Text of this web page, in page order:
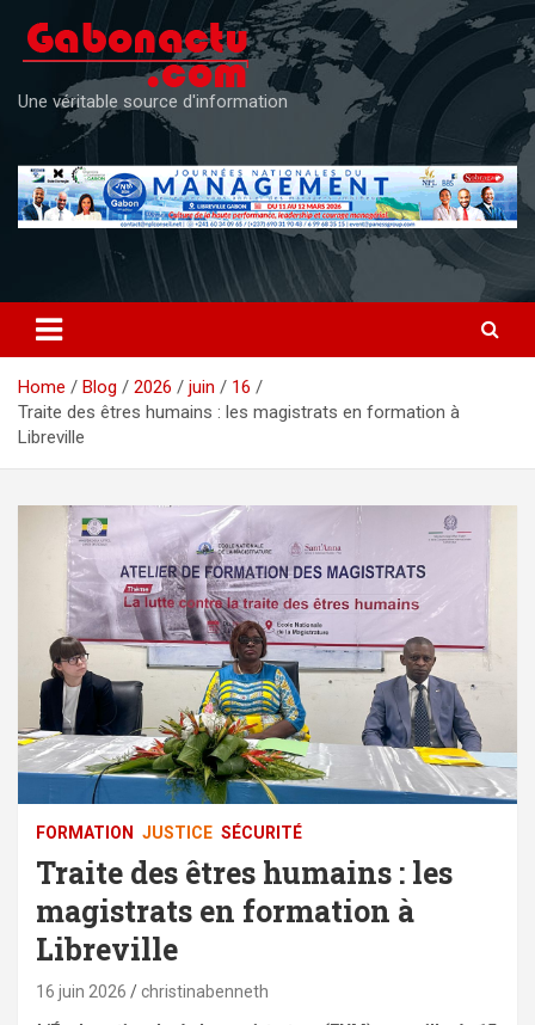
content
Une véritable source d'information
Home Blog 2026 juin
16
Traite des êtres humains : les magistrats en formation à
Libreville
FORMATION JUSTICE SÉCURITÉ
Traite des êtres humains : les
magistrats en formation à
Libreville
16 juin 2026 christinabenneth